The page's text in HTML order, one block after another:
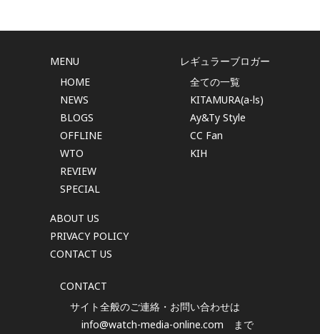
MENU
HOME
NEWS
BLOGS
OFFLINE
WTO
REVIEW
SPECIAL
ABOUT US
PRIVACY POLICY
CONTACT US
レギュラーブロガー
全ての一覧
KITAMURA(a-ls)
Ay&Ty Style
CC Fan
KIH
CONTACT
サイト全般のご連絡・お問い合わせは
info@watch-media-online.com まで